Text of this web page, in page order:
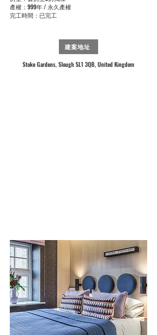
產權：999年 / 永久產權
完工時間：已完工
建案地址
Stoke Gardens, Slough SL1 3QB, United Kingdom